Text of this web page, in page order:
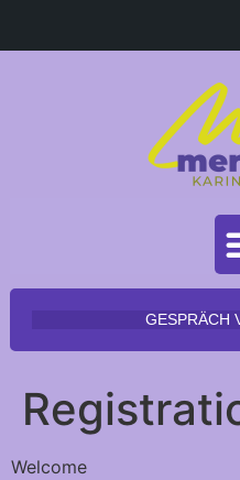
GESPRÄCH
Welcome